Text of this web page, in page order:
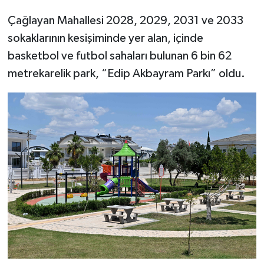
Çağlayan Mahallesi 2028, 2029, 2031 ve 2033
sokaklarının kesişiminde yer alan, içinde
basketbol ve futbol sahaları bulunan 6 bin 62
metrekarelik park, “Edip Akbayram Parkı” oldu.